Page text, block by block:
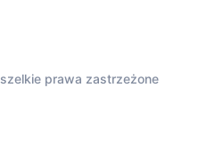
prawa zastrzeżone